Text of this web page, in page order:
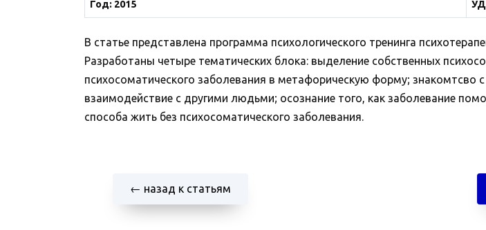
Год: 2015
В статье представлена программа психологического тренинга
Разработаны четыре тематических блока: выделение собственных
психосоматического заболевания в метафорическую форму; знакомтсво
взаимодействие с другими людьми; осознание того, как заболевание
способа жить без психосоматического заболевания.
← назад к статьям